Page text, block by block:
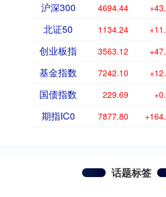
沪深300 4694.44
北证50 1134.24
创业板指 3563.12
基金指数 7242.10
国债指数 229.69
期指IC0 7877.80
话题标签